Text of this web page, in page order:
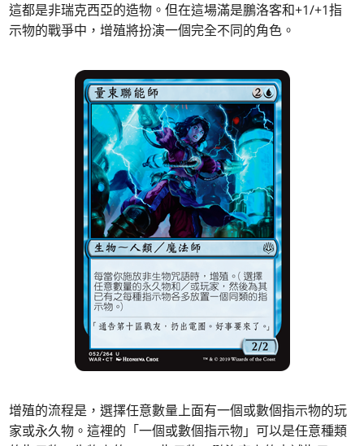
這都是非瑞克西亞的造物。但在這場滿是鵬洛客和+1/+1指
示物的戰爭中，增殖將扮演一個完全不同的角色。
增殖的流程是，選擇任意數量上面有一個或數個指示物的玩
家或永久物。這裡的「一個或數個指示物」可以是任意種類